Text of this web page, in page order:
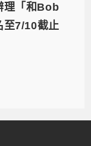
理「和Bob
至7/10截止